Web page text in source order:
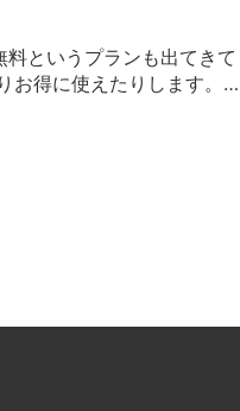
というプランも出てきて
お得に使えたりします。ま